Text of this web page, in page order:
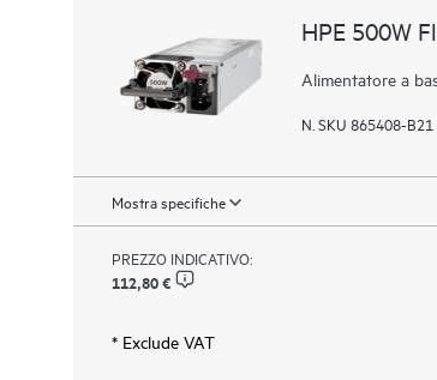
HPE 500W
Alimentatore a
N. SKU 865408-B21
Mostra specifiche
PREZZO INDICATIVO:
112,80 €
* Exclude VAT